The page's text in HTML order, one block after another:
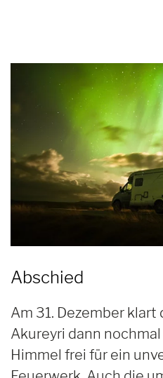
Abschied
Am 31. Dezember
Akureyri dann
Himmel frei für ein